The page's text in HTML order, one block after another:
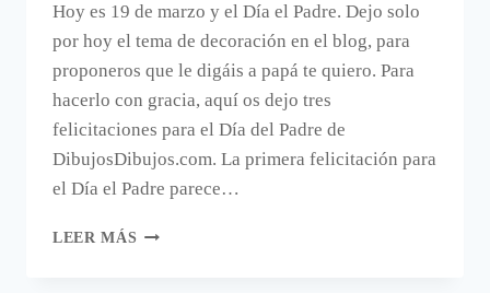
Hoy es 19 de marzo y el Día el Padre. Dejo solo
por hoy el tema de decoración en el blog, para
proponeros que le digáis a papá te quiero. Para
hacerlo con gracia, aquí os dejo tres
felicitaciones para el Día del Padre de
DibujosDibujos.com. La primera felicitación para
el Día el Padre parece…
LEER MÁS TRES